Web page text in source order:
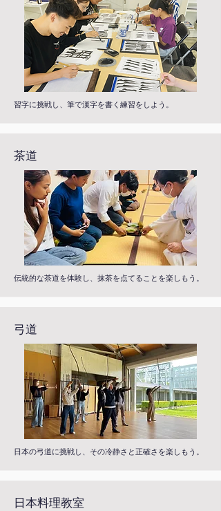
習字に挑戦し、筆で漢字を書く練習をしよう。
茶道
伝統的な茶道を体験し、抹茶を点てることを楽しもう。
弓道
日本の弓道に挑戦し、その冷静さと正確さを楽しもう。
日本料理教室